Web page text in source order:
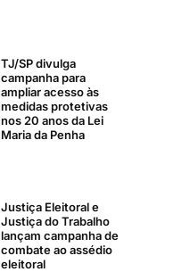
TJ/SP divulga
campanha para
ampliar acesso às
medidas protetivas
nos 20 anos da Lei
Maria da Penha
Justiça Eleitoral e
Justiça do Trabalho
lançam campanha de
combate ao assédio
eleitoral